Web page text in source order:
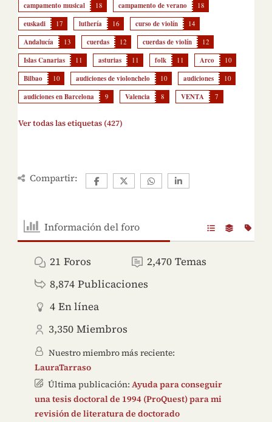
campamento musical 18 campamento de verano 18
euskadi 17 luthería 16 curso de violín 14
Andalucía 13 cuerdas 12 cuerdas de violín 12
Islas Canarias 11 asturias 11 folk 11 Arco 10
Bilbao 10 audiciones de violonchelo 10 audiciones 10
audiciones en Barcelona 9 Valencia 8 VENTA 7
Ver todas las etiquetas (427)
Compartir:
Información del foro
21 Foros 2,470 Temas
8,874 Publicaciones
4 En línea
3,350 Miembros
Nuestro miembro más reciente:
LauraTarraso
Última publicación: Ayuda para conseguir
una tesis doctoral de 1994 (ProQuest) para mi
revisión de literatura de doctorado